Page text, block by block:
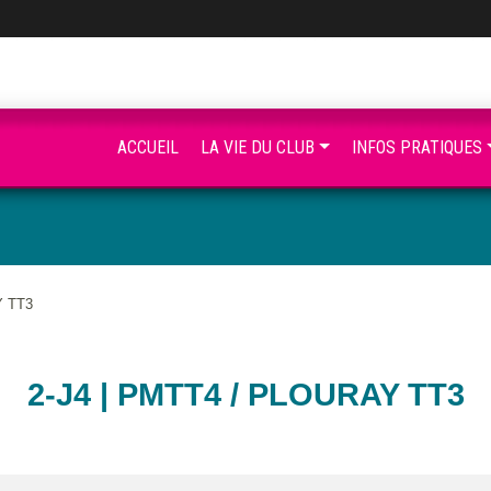
TT3
2-J4 | PMTT4 / PLOURAY TT3
ACCUEIL LA VIE DU CLUB INFOS PRATIQUES